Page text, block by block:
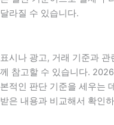
달라질 수 있습니다.
표시나 광고, 거래 기준과 관
께 참고할 수 있습니다.
본적인 판단 기준을 세우는
받은 내용과 비교해서 확인